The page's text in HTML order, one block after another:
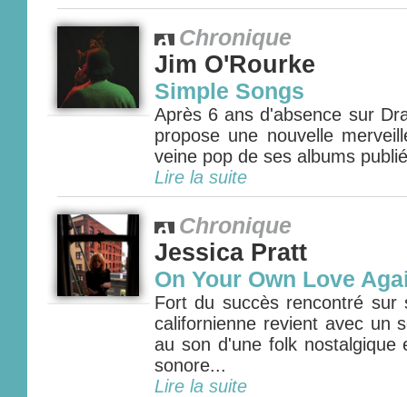
Chronique
Jim O'Rourke
Simple Songs
Après 6 ans d'absence sur
propose une nouvelle
veine pop de ses albums
Lire la suite
Chronique
Jessica Pratt
On Your Own Love
Fort du succès rencontré sur
californienne revient avec un
au son d'une folk nostalgique
sonore...
Lire la suite